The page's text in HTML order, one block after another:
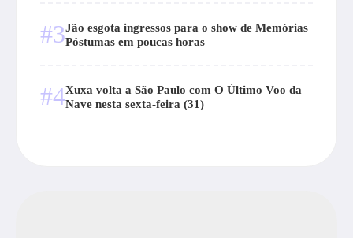
#3Jão esgota ingressos para o show de Memórias
Póstumas em poucas horas
#4Xuxa volta a São Paulo com O Último Voo da
Nave nesta sexta-feira (31)